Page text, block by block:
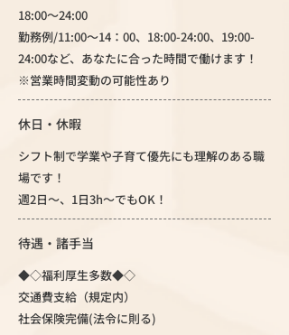
18:00～24:00
勤務例/11:00～14：00、18:00-24:00、19:00-
24:00など、あなたに合った時間で働けます！
※営業時間変動の可能性あり
休日・休暇
シフト制で学業や子育て優先にも理解のある職
場です！
週2日～、1日3h～でもOK！
待遇・諸手当
◆◇福利厚生多数◆◇
交通費支給（規定内）
社会保険完備(法令に則る)